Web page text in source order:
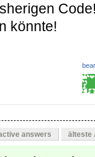
könnte!
answers älteste